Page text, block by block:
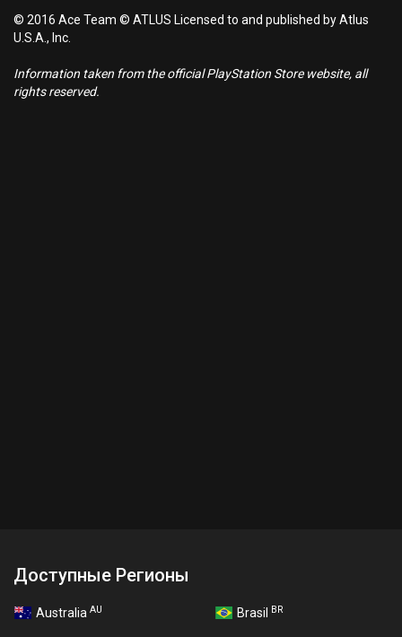
© 2016 Ace Team © ATLUS Licensed to and published by Atlus
U.S.A., Inc.
Information taken from the official PlayStation Store website, all
rights reserved.
Доступные Регионы
Australia AU Brasil BR